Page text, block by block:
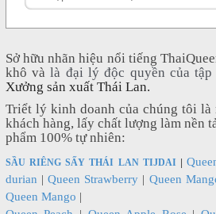
Sở hữu nhãn hiệu nổi tiếng
khô vàlà đại lý độc quyền của tập
Xưởng sản xuất Thái Lan.
Triểt lý kinh doanh của chúng tôi là
khách hàng, lấy chất lượng làm nền
phẩm 100% tự nhiên:
SẦU RIÊNG SẤY THÁI LAN TIJDAI |
durian |Queen Strawberry | Queen
Queen Mango |